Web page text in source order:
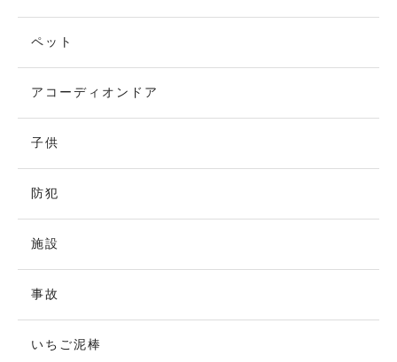
ペット
アコーディオンドア
子供
防犯
施設
事故
いちご泥棒